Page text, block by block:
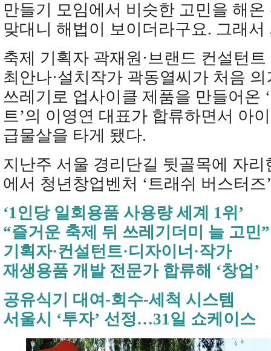
만들기 모임에서 비슷한 고민을 해
맞대니 해법이 보이더라구요. 그래서
축제 기획자 곽재원·브랜드 컨설턴
최안나·설치작가 곽동열씨가 처음
쓰레기로 업사이클 제품을 만들어온
트’의 이영연 대표가 합류하면서 아
급물살을 타게 됐다.
지난주 서울 경리단길 뒷골목에 자
에서 청년창업벤처 ‘트래쉬 버스터즈
‘1인당 일회용품 사용량 세계 1위’
“즐거운 축제 뒤 쓰레기더미 늘 고민”
기획자·컨설턴트·디자이너·작가
재생용품 개발 전문가 합류해 ‘창업’
공유식기 대여-회수-세척 시스템
서울시 ‘투자’ 선정…31일 쇼케이스